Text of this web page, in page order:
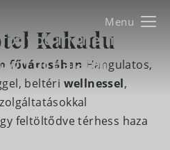
you in the most
of Balaton
Kakadu
fővárosában Hangulatos,
beltéri wellnessel,
feltöltődve térhess haza